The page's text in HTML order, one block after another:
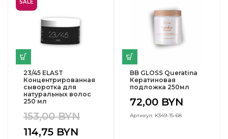
SALE
23/45 ELAST
Концентрированная
сыворотка для
натуральных волос
250 мл
153,00BYN
114,75 BYN
BB GLOSS Queratina
Кератиновая
подложка 250мл
72,00 BYN
Артикул: K349-15-68